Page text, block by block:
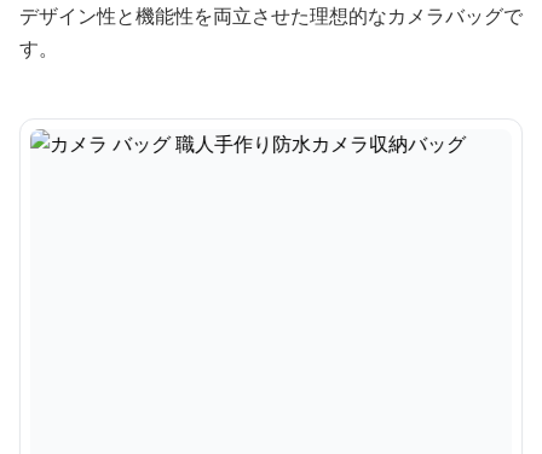
デザイン性と機能性を両立させた理想的なカメラバッグで
す。